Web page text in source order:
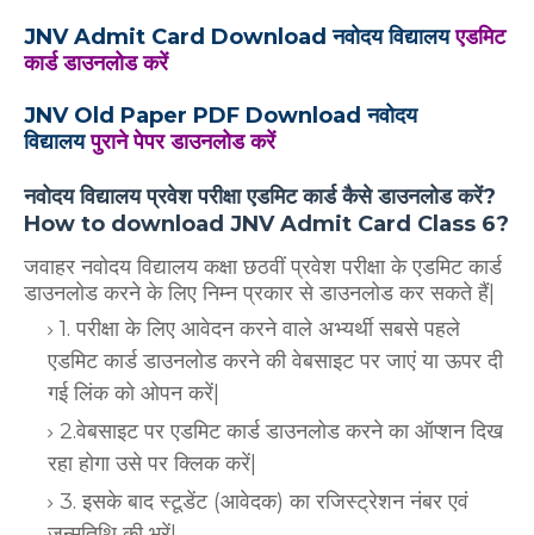
JNV Admit Card Download नवोदय विद्यालयएडमिट
कार्ड डाउनलोड करें
JNV Old Paper PDF Download नवोदय
विद्यालयपुराने पेपर डाउनलोड करें
नवोदय विद्यालय प्रवेश परीक्षा एडमिट कार्ड कैसे डाउनलोड करें?
How to download JNV Admit Card Class 6?
जवाहर नवोदय विद्यालय कक्षा छठवीं प्रवेश परीक्षा के एडमिट कार्ड
डाउनलोड करने के लिए निम्न प्रकार से डाउनलोड कर सकते हैं|
1. परीक्षा के लिए आवेदन करने वाले अभ्यर्थी सबसे पहले
एडमिट कार्ड डाउनलोड करने की वेबसाइट पर जाएं या ऊपर दी
गई लिंक को ओपन करें|
2.वेबसाइट पर एडमिट कार्ड डाउनलोड करने का ऑप्शन दिख
रहा होगा उसे पर क्लिक करें|
3. इसके बाद स्टूडेंट (आवेदक) का रजिस्ट्रेशन नंबर एवं